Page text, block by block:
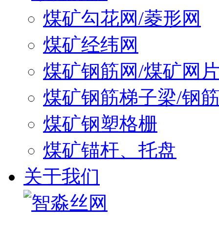
煤矿勾花网/菱形网
煤矿经纬网
煤矿钢筋网/煤矿网
煤矿钢筋梯子梁/钢
煤矿钢塑格栅
煤矿锚杆、托盘
关于我们